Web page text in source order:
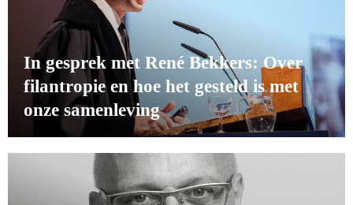
In gesprek met René Bekkers: Over
filantropie en hoe het gesteld is met
onze samenleving